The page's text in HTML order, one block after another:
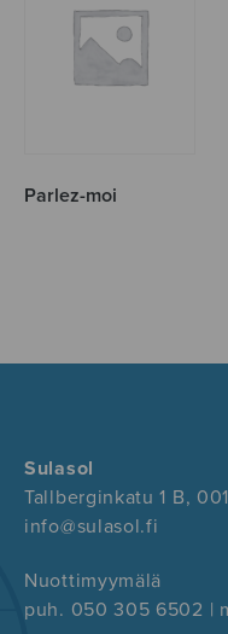
Parlez-moi
Sulasol
Tallberginkatu 1 B,
info@sulasol.fi
Nuottimyymälä
puh. 050 305 6502 |